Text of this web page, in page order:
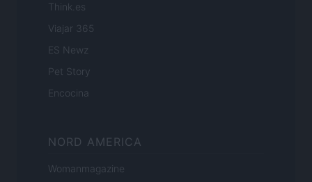
Think.es
Viajar 365
ES Newz
Pet Story
Encocina
NORD AMERICA
Womanmagazine